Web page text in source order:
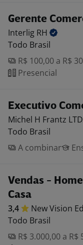
Gerente
Interlig RH
Todo Brasil
R$ 100,00 a R$
Presencial
Executivo
Michel H Frantz
Todo Brasil
A combinar
Vendas -
Casa
3,4 New Vision
Todo Brasil
R$ 3.000,00 a R$